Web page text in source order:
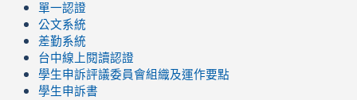
單一認證
公文系統
差勤系統
台中線上閱讀認證
學生申訴評議委員會組織及運作要點
學生申訴書